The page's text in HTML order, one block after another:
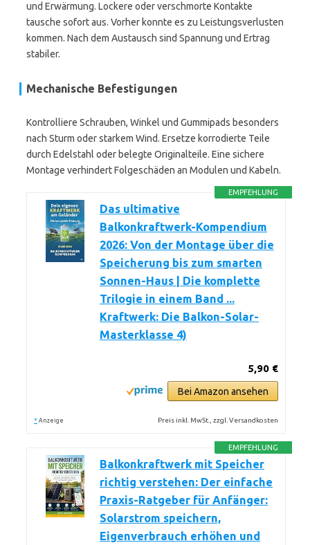
und Erwärmung. Lockere oder verschmorte Kontakte
tausche sofort aus. Vorher konnte es zu Leistungsverlusten
kommen. Nach dem Austausch sind Spannung und Ertrag
stabiler.
Mechanische Befestigungen
Kontrolliere Schrauben, Winkel und Gummipads besonders
nach Sturm oder starkem Wind. Ersetze korrodierte Teile
durch Edelstahl oder belegte Originalteile. Eine sichere
Montage verhindert Folgeschäden an Modulen und Kabeln.
EMPFEHLUNG
Das ultimative
Balkonkraftwerk-Kompendium
2026: Von der Montage über die
Speicherung bis zum smarten
Sonnen-Haus | Die komplette
Trilogie in einem Band ...
Kraftwerk: Die Balkon-Solar-
Masterklasse 4)
5,90 €
Bei Amazon ansehen
* Anzeige Preis inkl. MwSt., zzgl. Versandkosten
EMPFEHLUNG
Balkonkraftwerk mit Speicher
richtig verstehen: Der einfache
Praxis-Ratgeber für Anfänger:
Solarstrom speichern,
Eigenverbrauch erhöhen und